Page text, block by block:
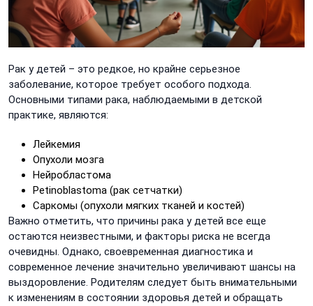
Рак у детей – это редкое, но крайне серьезное
заболевание, которое требует особого подхода.
Основными типами рака, наблюдаемыми в детской
практике, являются:
Лейкемия
Опухоли мозга
Нейробластома
Рetinoblastoma (рак сетчатки)
Саркомы (опухоли мягких тканей и костей)
Важно отметить, что причины рака у детей все еще
остаются неизвестными, и факторы риска не всегда
очевидны. Однако, своевременная диагностика и
современное лечение значительно увеличивают шансы на
выздоровление. Родителям следует быть внимательными
к изменениям в состоянии здоровья детей и обращать